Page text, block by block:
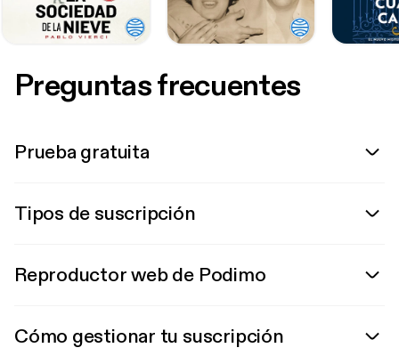
Preguntas frecuentes
Prueba gratuita
Tipos de suscripción
Reproductor web de Podimo
Cómo gestionar tu suscripción